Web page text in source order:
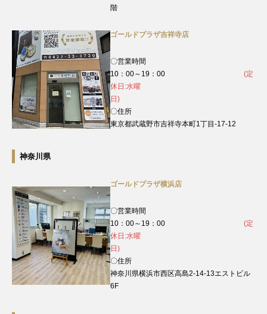
階
ゴールドプラザ吉祥寺店
〇営業時間
10：00～19：00 (定
休日:水曜
日)
〇住所
東京都武蔵野市吉祥寺本町1丁目-17-12
神奈川県
ゴールドプラザ横浜店
〇営業時間
10：00～19：00 (定
休日:水曜
日)
〇住所
神奈川県横浜市西区高島2-14-13エストビル
6F